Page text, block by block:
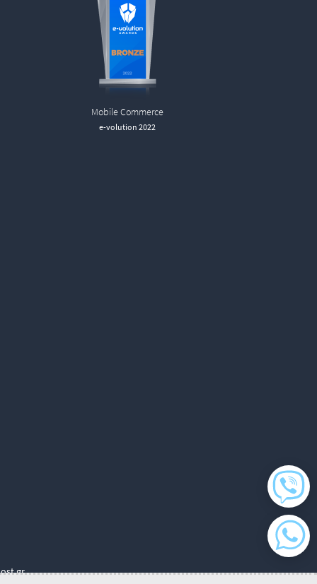
Mobile Commerce
e-volution 2022